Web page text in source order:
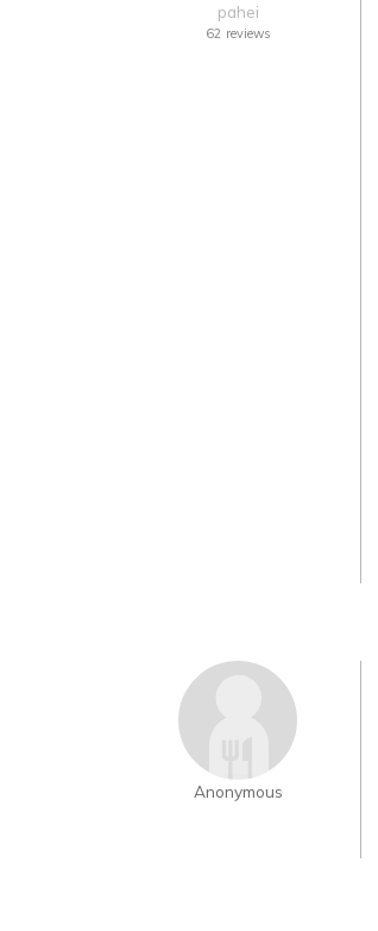
pahei
62 reviews
Anonymous